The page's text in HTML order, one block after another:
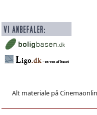
Alt materiale på